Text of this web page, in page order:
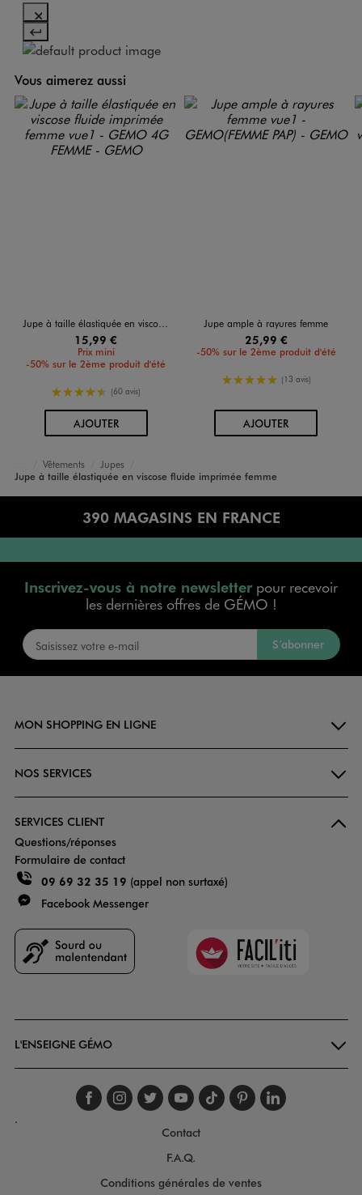
Vous aimerez aussi
Jupe à taille élastiquée en viscose fluide imprimée femme
15,99 €
Prix mini
-50% sur le 2ème produit d'été
4.5/5 de moyenne
(60 avis)
AJOUTERAU PANIER
Jupe ample à rayures femme
25,99 €
-50% sur le 2ème produit d'été
5/5 de moyenne
(13 avis)
AJOUTERAU PANIER
Accueil
Femme
Vêtements
Jupes
Jupe à taille élastiquée en viscose fluide imprimée femme
390 MAGASINS EN FRANCE
Inscrivez-vous à notre newsletterpour recevoir
les dernières offres de GÉMO !
S’abonner
MON SHOPPING EN LIGNE
NOS SERVICES
SERVICES CLIENT
Questions/réponses
Formulaire de contact
09 69 32 35 19 (appel non surtaxé)
Facebook Messenger
Faciliti
L'ENSEIGNE GÉMO
Suivez-nous sur
Suivez-nous sur
Suivez-nous sur
Suivez-nous
Suivez-nous
Suivez-
.
Contact
F.A.Q.
Conditions générales de ventes